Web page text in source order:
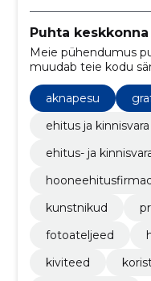
Puhta
Meie pühendumus
muudab teie kodu
aknapesu
ehitus ja kinnisvara
ehitus- ja
kunstnikud
fotoateljeed
kiviteed